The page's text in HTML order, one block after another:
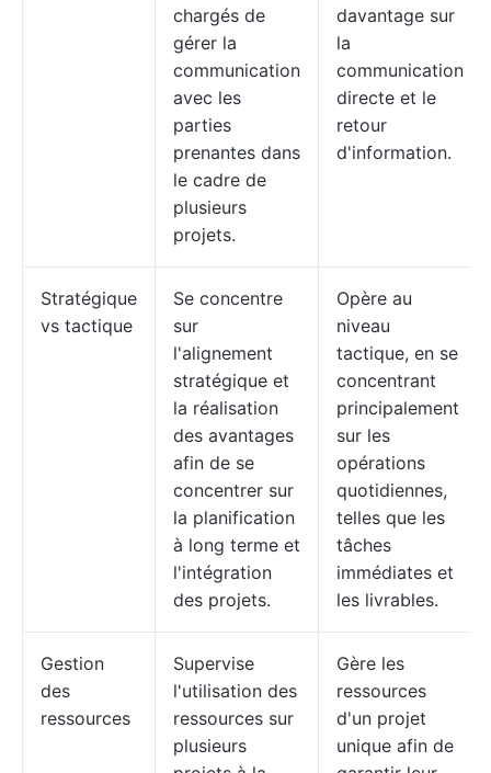
chargés de
gérer la
communication
avec les
parties
prenantes dans
le cadre de
plusieurs
projets.
davantage sur
la
communication
directe et le
retour
d'information.
Stratégique
vs tactique
Se concentre
sur
l'alignement
stratégique et
la réalisation
des avantages
afin de se
concentrer sur
la planification
à long terme et
l'intégration
des projets.
Opère au
niveau
tactique, en se
concentrant
principalement
sur les
opérations
quotidiennes,
telles que les
tâches
immédiates et
les livrables.
Gestion
des
ressources
Supervise
l'utilisation des
ressources sur
plusieurs
Gère les
ressources
d'un projet
unique afin de